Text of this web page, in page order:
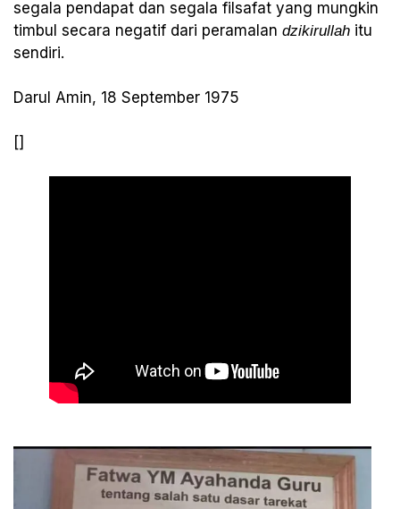
segala pendapat dan segala filsafat yang mungkin
timbul secara negatif dari peramalan dzikirullah itu
sendiri.
Darul Amin, 18 September 1975
[]